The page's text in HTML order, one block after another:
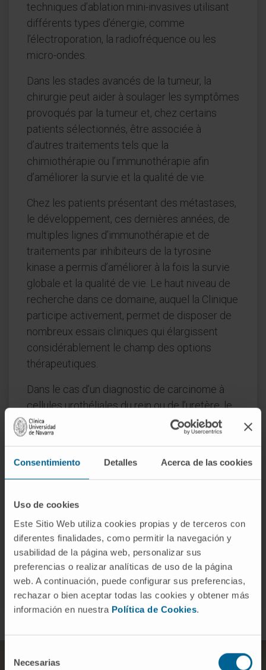
Consentimiento Detalles Acerca de las cookies
Uso de cookies
Este Sitio Web utiliza cookies propias y de terceros con
diferentes finalidades, como permitir la navegación y
usabilidad de la página web, personalizar sus
preferencias o realizar analíticas de uso de la página
web. A continuación, puede configurar sus preferencias,
rechazar o bien aceptar todas las cookies y obtener más
información en nuestra Política de Cookies.
Necesarias
techniques d’ablation mini-invasives utilisant
différents types d’énergie, comme
l’électroporation, la radiofréquence ou les
micro-ondes.
Dans les stades avancés de la tumeur, la
chirurgie peut aider à soulager les symptômes
provoqués par la tumeur et, chez certains
patients sélectionnés, être associée à
d’autres traitements tels que la
chimiothérapie ou l’immunothérapie afin
d’améliorer la survie et la qualité de vie.
Chez les patients présentant des métastases,
le développement, ces dernières années, de
multiples lignes d’immunothérapie et de
traitements par inhibiteurs de la tyrosine
kinase a permis d’améliorer à la fois la survie
globale et la qualité de vie. Le haut niveau de
recherche dans ce domaine, auquel la Clinique
participe activement, permet de disposer de
nombreux essais cliniques qui élargissent
considérablement le champ des options
thérapeutiques.
Dans le cas d’un diagnostic de carcinome à
cellules urothéliales du rein ou de l’uretère, le
traitement consiste généralement en une
chirurgie visant à retirer le rein et l’uretère
vessie où l’uretère se raccorde. Souvent, la
associées à la chirurgie. Dans certains cas
sélectionnés, seule la zone affectée peut être
retirée, ce qui permet de préserver le rein.
DEMANDEZ PLUS D’INFORMATIONS SUR LE TRAITEMENT